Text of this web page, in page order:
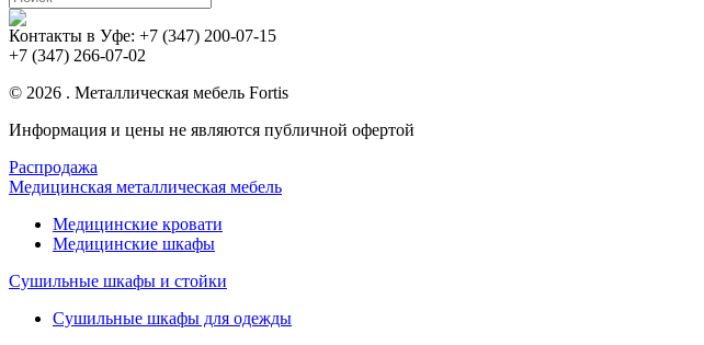
Контакты в Уфе: +7 (347) 200-07-15
+7 (347) 266-07-02
© 2026 . Металлическая мебель Fortis
Информация и цены не являются публичной офертой
Распродажа
Медицинская металлическая мебель
Медицинские кровати
Медицинские шкафы
Сушильные шкафы и стойки
Сушильные шкафы для одежды